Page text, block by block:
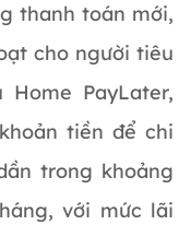
thanh toán mới,
cho người tiêu
PayLater,
tiền để chi
trong khoảng
với mức lãi